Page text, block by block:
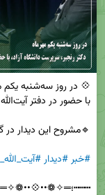
#خبر#دیدار